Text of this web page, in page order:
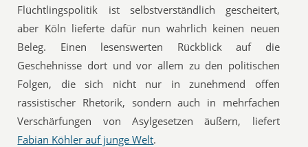
Flüchtlingspolitik ist selbstverständlich gescheitert,
aber Köln lieferte dafür nun wahrlich keinen neuen
Beleg. Einen lesenswerten Rückblick auf die
Geschehnisse dort und vor allem zu den politischen
Folgen, die sich nicht nur in zunehmend offen
rassistischer Rhetorik, sondern auch in mehrfachen
Verschärfungen von Asylgesetzen äußern, liefert
Fabian Köhler auf junge Welt.